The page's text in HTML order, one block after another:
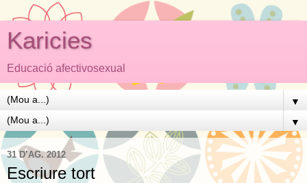
Karicies
Educació afectivosexual
▼
▼
31 D’AG. 2012
Escriure tort